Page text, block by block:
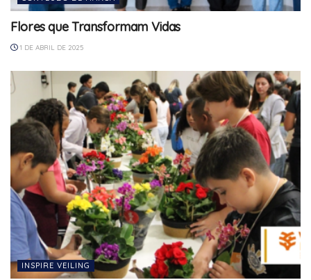
Flores que Transformam Vidas
1 DE ABRIL DE 2025
INSPIRE VEILING